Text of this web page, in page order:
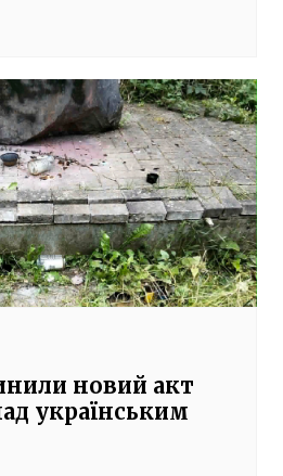
новий акт
українським